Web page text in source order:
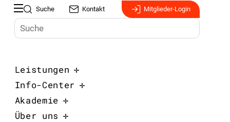
Suche Kontakt Mitglieder-Login
Leistungen
Info-Center
Akademie
Über uns